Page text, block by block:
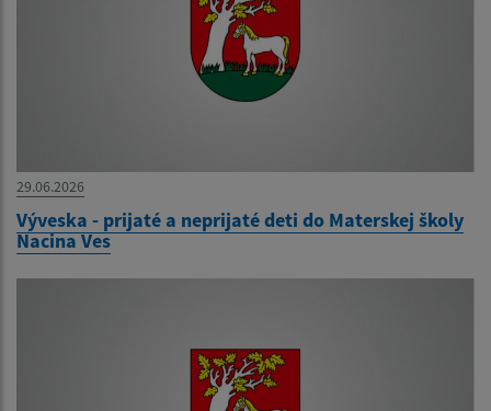
29.06.2026
Výveska - prijaté a neprijaté deti do Materskej školy
Nacina Ves